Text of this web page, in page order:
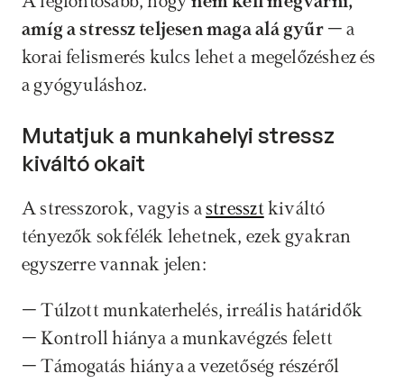
amíg a stressz teljesen maga alá gyűr – a
korai felismerés kulcs lehet a megelőzéshez és
a gyógyuláshoz.
Mutatjuk a munkahelyi stressz
kiváltó okait
A stresszorok, vagyis a stresszt kiváltó
tényezők sokfélék lehetnek, ezek gyakran
egyszerre vannak jelen:
– Túlzott munkaterhelés, irreális határidők
– Kontroll hiánya a munkavégzés felett
– Támogatás hiánya a vezetőség részéről